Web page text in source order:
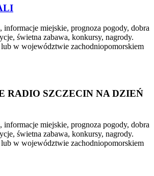
informacje miejskie, prognoza pogody, dobra
świetna zabawa, konkursy, nagrody.
lub w województwie zachodniopomorskiem
RADIO SZCZECIN NA DZIEŃ
informacje miejskie, prognoza pogody, dobra
świetna zabawa, konkursy, nagrody.
lub w województwie zachodniopomorskiem